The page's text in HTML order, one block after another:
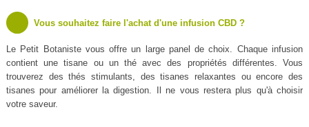
Vous souhaitez faire l'achat d'une infusion CBD ?
Le Petit Botaniste vous offre un large panel de choix. Chaque infusion
contient une tisane ou un thé avec des propriétés différentes. Vous
trouverez des thés stimulants, des tisanes relaxantes ou encore des
tisanes pour améliorer la digestion. Il ne vous restera plus qu'à choisir
votre saveur.